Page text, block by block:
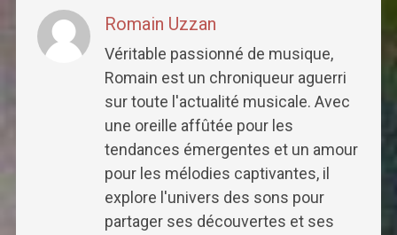
Romain Uzzan
Véritable passionné de musique,
Romain est un chroniqueur aguerri
sur toute l'actualité musicale. Avec
une oreille affûtée pour les
tendances émergentes et un amour
pour les mélodies captivantes, il
explore l'univers des sons pour
partager ses découvertes et ses